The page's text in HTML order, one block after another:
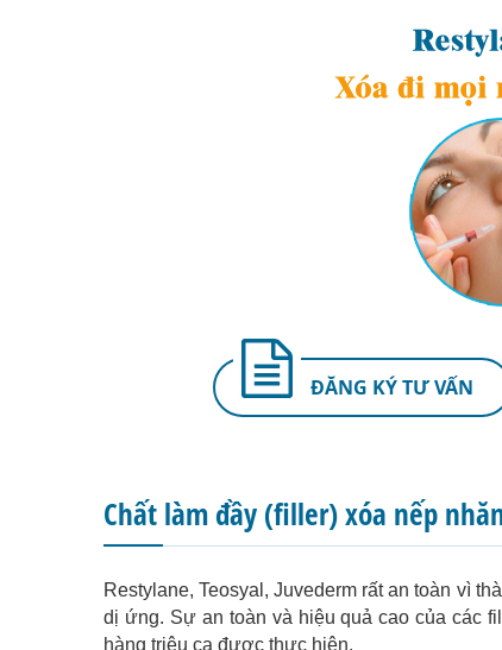
ĐĂNG KÝ TƯ VẤN
Chất làm đầy (filler) xóa nếp
Restylane, Teosyal, Juvederm rất an toàn vì
dị ứng. Sự an toàn và hiệu quả cao của các
hàng triệu ca được thực hiện.